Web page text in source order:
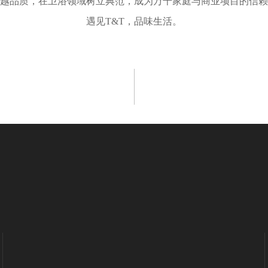
遇见T&T，品味生活。